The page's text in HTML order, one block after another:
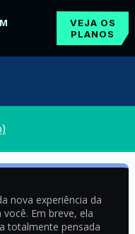
VEJA OS
PLANOS
nova experiência da
Em breve, ela
totalmente pensada